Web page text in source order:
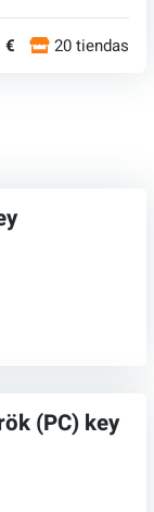
€ 20 tiendas
(PC) key